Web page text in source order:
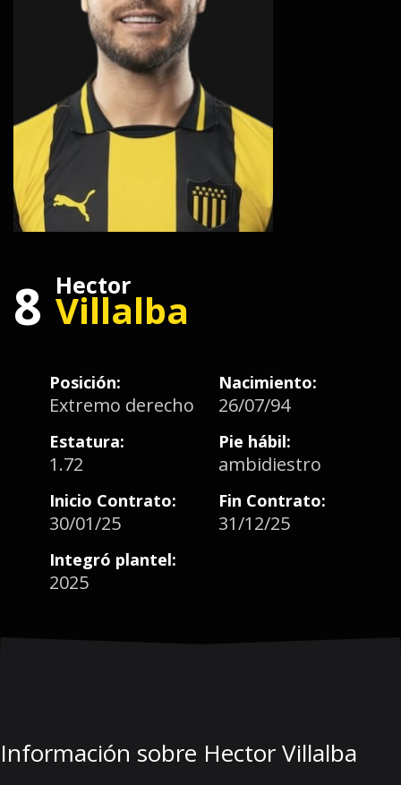
8 Hector
Villalba
Posición:
Extremo derecho
Nacimiento:
26/07/94
Estatura:
1.72
Pie hábil:
ambidiestro
Inicio Contrato:
30/01/25
Fin Contrato:
31/12/25
Integró plantel:
2025
Información sobre Hector Villalba